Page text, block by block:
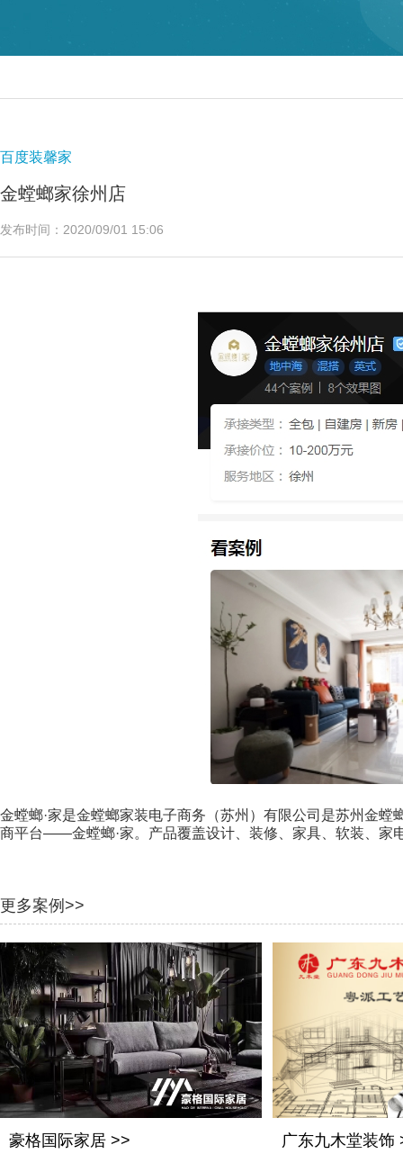
百度装馨家
金螳螂家徐州店
发布时间：2020/09/01 15:06
金螳螂·家是金螳螂家装电子商务（苏州）有限公司是苏州金
商平台——金螳螂·家。产品覆盖设计、装修、家具、软装、家
更多案例>>
豪格国际家居 >> 广东九木堂装饰